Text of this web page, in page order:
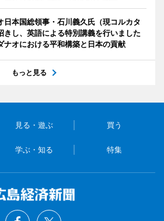
日本国総領事・石川義久氏（現コルカタ
きし、英語による特別講義を行いました
オにおける平和構築と日本の貢献
もっと見る
見る・遊ぶ 買う
学ぶ・知る 特集